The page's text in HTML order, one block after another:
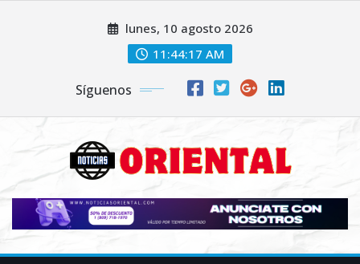
lunes, 10 agosto 2026
11:44:18 AM
Síguenos